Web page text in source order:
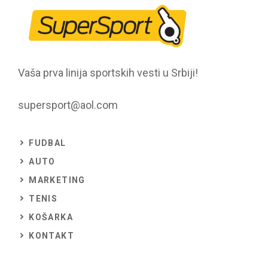
Vaša prva linija sportskih vesti u Srbiji!
supersport@aol.com
FUDBAL
AUTO
MARKETING
TENIS
KOŠARKA
KONTAKT